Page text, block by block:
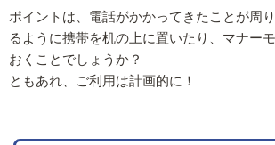
ポイントは、電話がかかってきたことが周
るように携帯を机の上に置いたり、マナー
おくことでしょうか？
ともあれ、ご利用は計画的に！